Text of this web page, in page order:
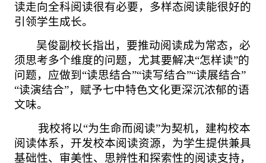
读走向全科阅读很有必要，多样态阅读能很好的
引领学生成长。
吴俊副校长指出，要推动阅读成为常态，必
须思考多个维度的问题，尤其要解决“怎样读”的
问题，应做到“读思结合”“读写结合”“读展结合”
“读演结合”，赋予七中特色文化更深沉浓郁的语
文味。
我校将以“为生命而阅读”为契机，建构校本
阅读体系，开发校本阅读资源，为学生提供兼具
基础性、审美性、思辨性和探索性的阅读支持，